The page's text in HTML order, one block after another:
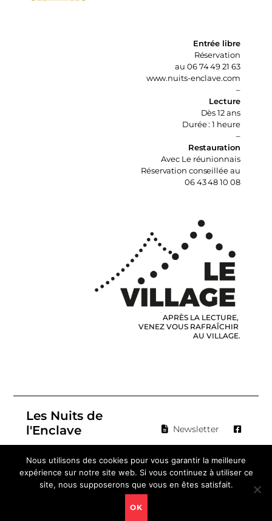
Entrée libre
Réservation
au 06 74 49 21 63
www.nuits-enclave.com
–
Lecture
Dès 12 ans
Durée : 1 heure
–
Restauration
Avec Le réunionnais
Réservation conseillée au
06 43 48 10 08
APRÈS LA LECTURE,
VENEZ VOUS RAFRAÎCHIR
AU VILLAGE.
Les Nuits de
l'Enclave
enclave.com
T 04 90 28 12 51
Newsletter
Facebook
Nous utilisons des cookies pour vous garantir la meilleure
expérience sur notre site web. Si vous continuez à utiliser ce
site, nous supposerons que vous en êtes satisfait.
OK